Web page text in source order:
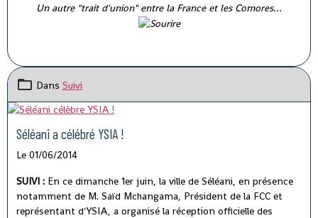
Un autre "trait d'union" entre la France et les Comores...
Dans Suivi
Séléani a célébré YSIA !
Le 01/06/2014
SUIVI : En ce dimanche 1er juin, la ville de Séléani, en présence
notamment de M. Saïd Mchangama, Président de la FCC et
représentant d'YSIA, a organisé la réception officielle des